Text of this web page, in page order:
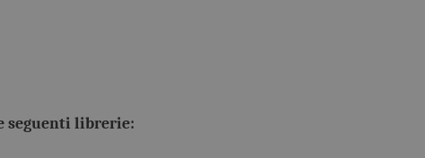
seguenti librerie: